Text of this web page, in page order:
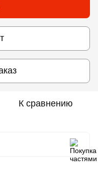
К сравнению